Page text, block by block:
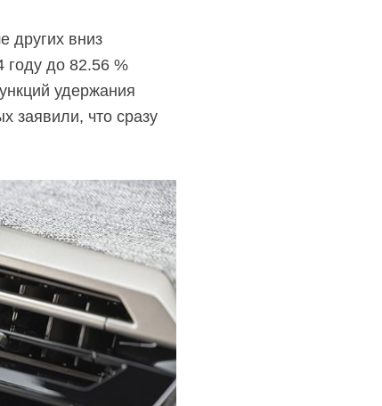
других вниз
году до 82.56 %
удержания
заявили, что сразу